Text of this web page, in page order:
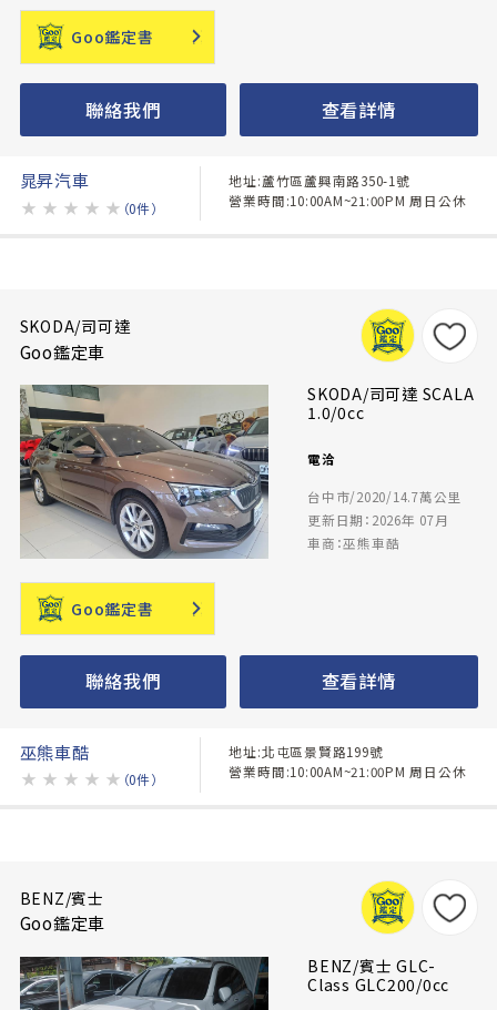
Goo鑑定書
聯絡我們 查看詳情
晁昇汽車
★ ★ ★ ★ ★ （0件）
地址:蘆竹區蘆興南路350-1號
營業時間:10:00AM~21:00PM 周日公休
SKODA/司可達
Goo鑑定車
SKODA/司可達 SCALA
1.0/0cc
電洽
台中市/2020/14.7萬公里
更新日期：2026年 07月
車商：巫熊車酷
Goo鑑定書
聯絡我們 查看詳情
巫熊車酷
★ ★ ★ ★ ★ （0件）
地址:北屯區景賢路199號
營業時間:10:00AM~21:00PM 周日公休
BENZ/賓士
Goo鑑定車
BENZ/賓士 GLC-
Class GLC200/0cc